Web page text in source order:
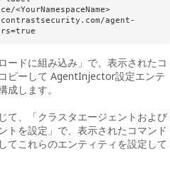
<YourNamespaceName>
agent-
ードに組み込み」で、表示されたコ
ピーして AgentInjector設定エンテ
成します。
て、「クラスタエージェントおよび
トを設定」で、表示されたコマンド
てこれらのエンティティを設定して